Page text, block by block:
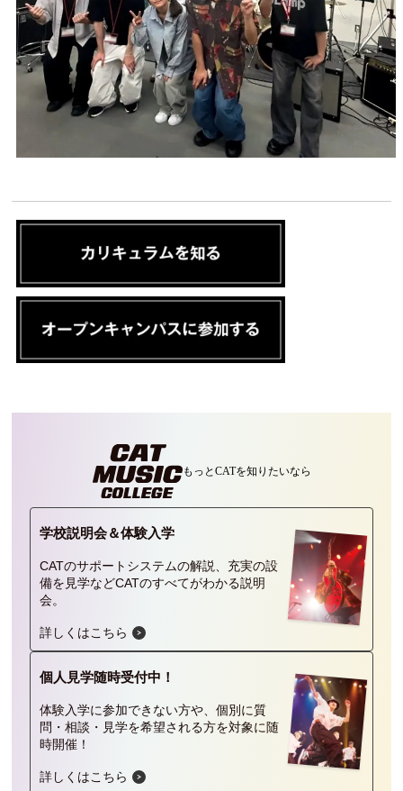
もっとCATを知りたいなら
学校説明会＆体験入学
CATのサポートシステムの解説、充実の設
備を見学などCATのすべてがわかる説明
会。
詳しくはこちら
個人見学随時受付中！
体験入学に参加できない方や、個別に質
問・相談・見学を希望される方を対象に随
時開催！
詳しくはこちら